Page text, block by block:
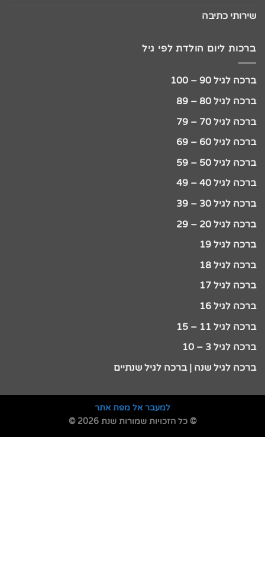
שירותי כתיבה
ברכות ליום הולדת לפי גיל
ברכה לגיל 90 – 100
ברכה לגיל 80 – 89
ברכה לגיל 70 – 79
ברכה לגיל 60 – 69
ברכה לגיל 50 – 59
ברכה לגיל 40 – 49
ברכה לגיל 30 – 39
ברכה לגיל 20 – 29
ברכה לגיל 19
ברכה לגיל 18
ברכה לגיל 17
ברכה לגיל 16
ברכה לגיל 11 – 15
ברכה לגיל 3 – 10
ברכה לגיל שנה | ברכה לגיל שנתיים
למעבר אל מפת אתר
© כל הזכויות שמורות שנת 2026 ©